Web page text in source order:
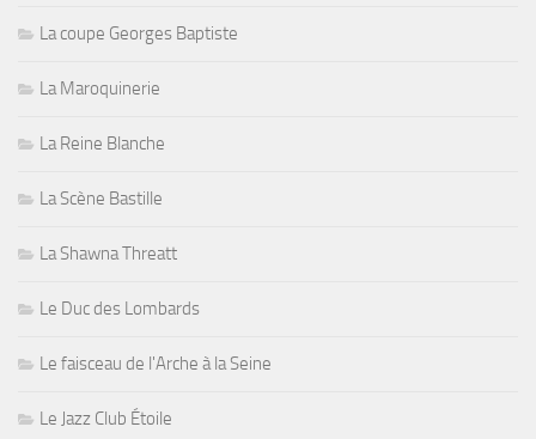
La coupe Georges Baptiste
La Maroquinerie
La Reine Blanche
La Scène Bastille
La Shawna Threatt
Le Duc des Lombards
Le faisceau de l'Arche à la Seine
Le Jazz Club Étoile